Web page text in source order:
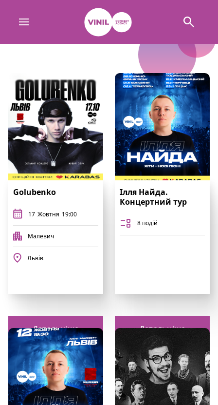
Golubenko
17 Жовтня 19:00
Малевич
Львів
Детальніше
Ілля Найда.
Концертний тур
8 подій
Детальніше